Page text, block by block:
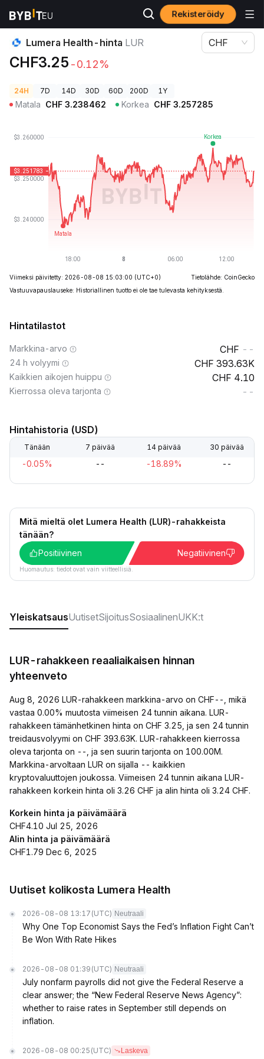
Rekisteröidy
Kryptohinnat Lumera Health-hinta LUR
Lumera Health-hinta LUR
CHF3.25 -0.12%
CHF
24H 7D 14D 30D 60D 200D 1Y
Matala CHF 3.238462 Korkea CHF 3.257285
Viimeksi päivitetty: 2026-08-08 15:03:00 (UTC+0)
Tietolähde: CoinGecko
Vastuuvapauslauseke: Historiallinen tuotto ei ole tae tulevasta kehityksestä.
Hintatilastot
Markkina-arvo --
24 h volyymi 393.63K
Kaikkien aikojen huippu 4.10
Kierrossa oleva tarjonta --
Hintahistoria (USD)
Tänään 7 päivää 14 päivää 30 päivää
-0.05% -- -18.89% --
Mitä mieltä olet Lumera Health (LUR)-rahakkeista
tänään?
Positiivinen
Negatiivinen
Huomautus: tiedot ovat vain viitteellisiä.
YleiskatsausUutisetSijoitusSosiaalinenUKK:t
LUR-rahakkeen reaaliaikaisen hinnan
yhteenveto
Aug 8, 2026 LUR-rahakkeen markkina-arvo on CHF--, mikä
vastaa 0.00% muutosta viimeisen 24 tunnin aikana. LUR-
rahakkeen tämänhetkinen hinta on CHF 3.25, ja sen 24 tunnin
treidausvolyymi on CHF 393.63K. LUR-rahakkeen kierrossa
oleva tarjonta on --, ja sen suurin tarjonta on 100.00M.
Markkina-arvoltaan LUR on sijalla -- kaikkien
kryptovaluuttojen joukossa. Viimeisen 24 tunnin aikana LUR-
rahakkeen korkein hinta oli 3.26 CHF ja alin hinta oli 3.24 CHF.
Korkein hinta ja päivämäärä
CHF4.10 Jul 25, 2026
Alin hinta ja päivämäärä
CHF1.79 Dec 6, 2025
Uutiset kolikosta Lumera Health
2026-08-08 13:17 (UTC) Neutraali
Why One Top Economist Says the Fed’s Inflation Fight Can’t
Be Won With Rate Hikes
2026-08-08 01:39 (UTC) Neutraali
July nonfarm payrolls did not give the Federal Reserve a
clear answer; the “New Federal Reserve News Agency”:
whether to raise rates in September still depends on
inflation.
2026-08-08 00:25 (UTC) Laskeva